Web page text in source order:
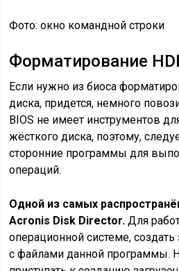
Фото: окно командной строки
Форматирование
Если нужно из биоса
диска, придется, немного
BIOS не имеет инструментов
жёсткого диска, поэтому,
сторонние программы для
операций.
Одной из самых
Acronis Disk Director. Для
операционной системе, создать
с файлами данной программы.